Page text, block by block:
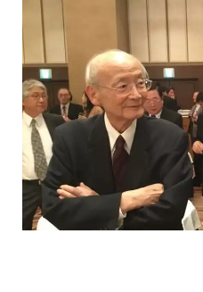
入局のご案内
医局紹介
特徴